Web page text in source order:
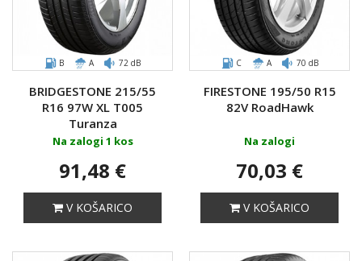
B A 72 dB
BRIDGESTONE 215/55
R16 97W XL T005
Turanza
Na zalogi 1 kos
91,48 €
V KOŠARICO
C A 70 dB
FIRESTONE 195/50 R15
82V RoadHawk
Na zalogi
70,03 €
V KOŠARICO